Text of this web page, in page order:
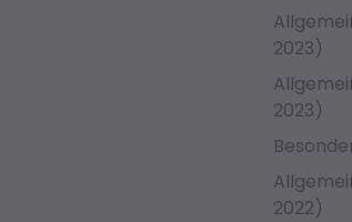
2023)
2023)
2022)